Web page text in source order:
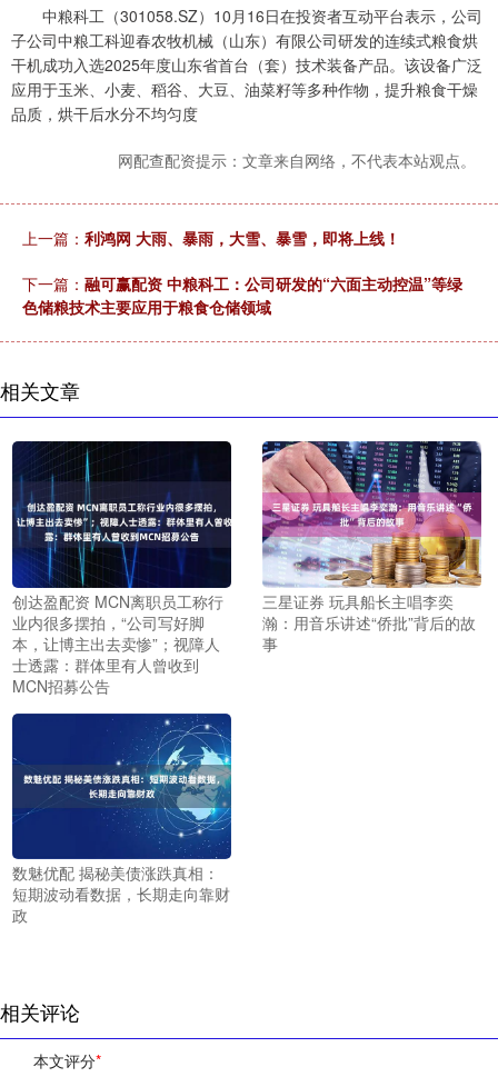
中粮科工（301058.SZ）10月16日在投资者互动平台表示，公司
子公司中粮工科迎春农牧机械（山东）有限公司研发的连续式粮食烘
干机成功入选2025年度山东省首台（套）技术装备产品。该设备广泛
应用于玉米、小麦、稻谷、大豆、油菜籽等多种作物，提升粮食干燥
品质，烘干后水分不均匀度
网配查配资提示：文章来自网络，不代表本站观点。
上一篇： 利鸿网 大雨、暴雨，大雪、暴雪，即将上线！
下一篇： 融可赢配资 中粮科工：公司研发的“六面主动控温”等绿
色储粮技术主要应用于粮食仓储领域
相关文章
创达盈配资 MCN离职员工称行
业内很多摆拍，“公司写好脚
本，让博主出去卖惨”；视障人
士透露：群体里有人曾收到
MCN招募公告
三星证券 玩具船长主唱李奕
瀚：用音乐讲述“侨批”背后的故
事
数魅优配 揭秘美债涨跌真相：
短期波动看数据，长期走向靠财
政
相关评论
本文评分*